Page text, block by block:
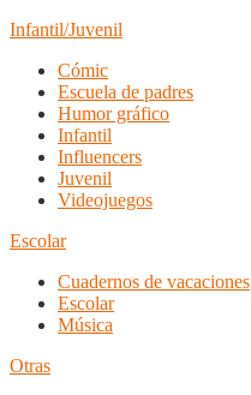
Infantil/Juvenil
Cómic
Escuela de padres
Humor gráfico
Infantil
Influencers
Juvenil
Videojuegos
Escolar
Cuadernos de vacaciones
Escolar
Música
Otras